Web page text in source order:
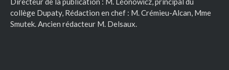
collège Dupaty, Rédaction en chef : M. Crémieu-Alcan, Mme
Smutek. Ancien rédacteur M. Delsaux.